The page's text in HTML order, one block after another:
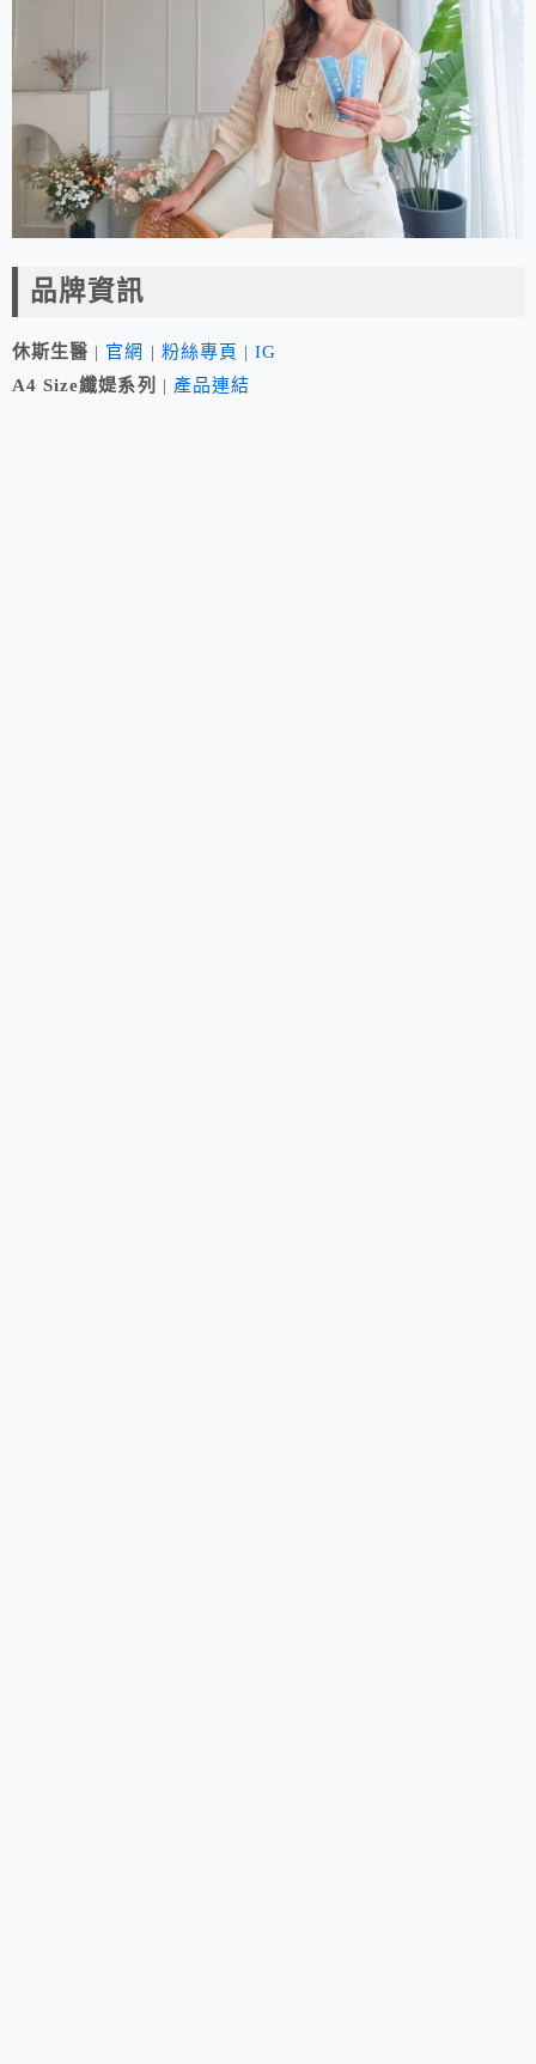
品牌資訊
休斯生醫 | 官網 | 粉絲專頁 | IG
A4 Size纖媞系列
| 產品連結